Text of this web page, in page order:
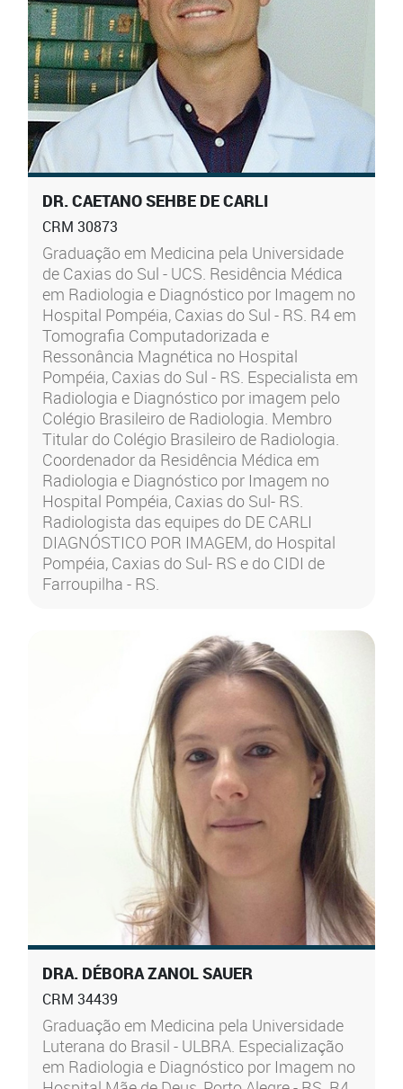
DR. CAETANO SEHBE DE CARLI
CRM 30873
Graduação em Medicina pela Universidade
de Caxias do Sul - UCS. Residência Médica
em Radiologia e Diagnóstico por Imagem no
Hospital Pompéia, Caxias do Sul - RS. R4 em
Tomografia Computadorizada e
Ressonância Magnética no Hospital
Pompéia, Caxias do Sul - RS. Especialista em
Radiologia e Diagnóstico por imagem pelo
Colégio Brasileiro de Radiologia. Membro
Titular do Colégio Brasileiro de Radiologia.
Coordenador da Residência Médica em
Radiologia e Diagnóstico por Imagem no
Hospital Pompéia, Caxias do Sul- RS.
Radiologista das equipes do DE CARLI
DIAGNÓSTICO POR IMAGEM, do Hospital
Pompéia, Caxias do Sul- RS e do CIDI de
Farroupilha - RS.
DRA. DÉBORA ZANOL SAUER
CRM 34439
Graduação em Medicina pela Universidade
Luterana do Brasil - ULBRA. Especialização
em Radiologia e Diagnóstico por Imagem no